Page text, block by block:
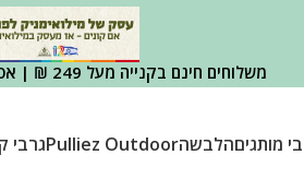
משלוחים חינם בקנייה מעל 249 ₪ | אספקה תוך 7 ימי עסקים
מותגיםהלבשהPulliez Outdoorגרבי